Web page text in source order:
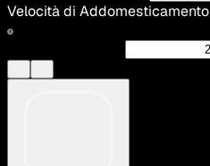
Velocità di Addomesticamento